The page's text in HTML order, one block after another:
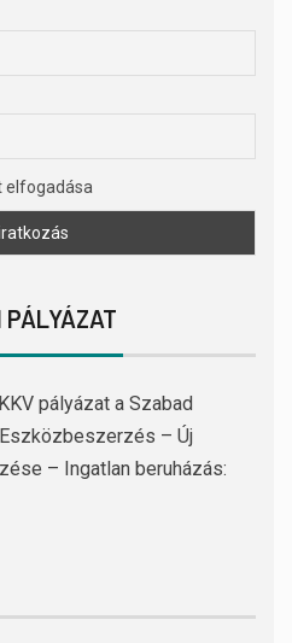
elfogadása
pályázat a Szabad
– Új
– Ingatlan beruházás: